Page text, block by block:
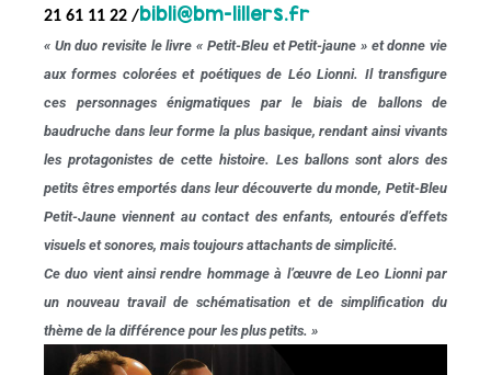
21 61 11 22 /bibli@bm-lillers.fr
« Un duo revisite le livre « Petit-Bleu et Petit-jaune » et donne vie
aux formes colorées et poétiques de Léo Lionni. Il transfigure
ces personnages énigmatiques par le biais de ballons de
baudruche dans leur forme la plus basique, rendant ainsi vivants
les protagonistes de cette histoire. Les ballons sont alors des
petits êtres emportés dans leur découverte du monde, Petit-Bleu
Petit-Jaune viennent au contact des enfants, entourés d’effets
visuels et sonores, mais toujours attachants de simplicité.
Ce duo vient ainsi rendre hommage à l’œuvre de Leo Lionni par
un nouveau travail de schématisation et de simplification du
thème de la différence pour les plus petits. »